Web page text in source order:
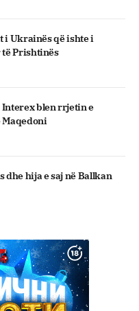
i Ukrainës që ishte i
Prishtinës
blen rrjetin e
dhe hija e saj në Ballkan